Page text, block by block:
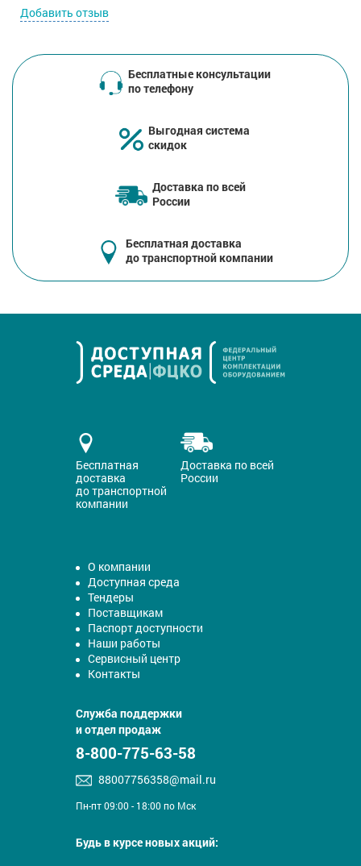
Добавить отзыв
Бесплатные консультации
по телефону
Выгодная система
скидок
Доставка по всей
России
Бесплатная доставка
до транспортной компании
Бесплатная
доставка
до транспортной
компании
Доставка по всей
России
О компании
Доступная среда
Тендеры
Поставщикам
Паспорт доступности
Наши работы
Сервисный центр
Контакты
Служба поддержки
и отдел продаж
8-800-775-63-58
88007756358@mail.ru
Пн-пт 09:00 - 18:00 по Мск
Будь в курсе новых акций: